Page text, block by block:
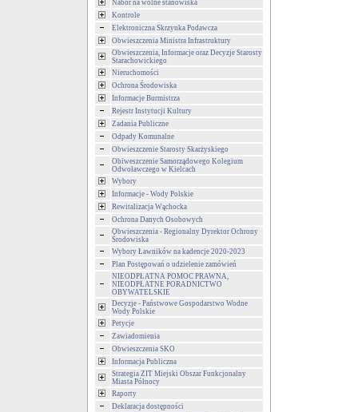
Nabór na wolne stanowiska
Kontrole
Elektroniczna Skrzynka Podawcza
Obwieszczenia Ministra Infrastruktury
Obwieszczenia, Informacje oraz Decyzje Starosty
Starachowickiego
Nieruchomości
Ochrona Środowiska
Informacje Burmistrza
Rejestr Instytucji Kultury
Zadania Publiczne
Odpady Komunalne
Obwieszczenie Starosty Skarżyskiego
Obiweszczenie Samorządowego Kolegium
Odwoławczego w Kielcach
Wybory
Informacje - Wody Polskie
Rewitalizacja Wąchocka
Ochrona Danych Osobowych
Obwieszczenia - Regionalny Dyrektor Ochrony
Środowiska
Wybory Ławników na kadencje 2020-2023
Plan Postępowań o udzielenie zamówień
NIEODPŁATNA POMOC PRAWNA,
NIEODPŁATNE PORADNICTWO
OBYWATELSKIE
Decyzje - Państwowe Gospodarstwo Wodne
Wody Polskie
Petycje
Zawiadomienia
Obwieszczenia SKO
Informacja Publiczna
Strategia ZIT Miejski Obszar Funkcjonalny
Miasta Północy
Raporty
Deklaracja dostępności